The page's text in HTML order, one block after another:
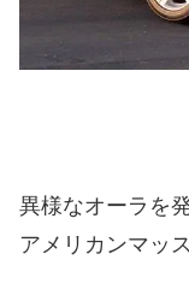
異様なオーラを
アメリカンマッ